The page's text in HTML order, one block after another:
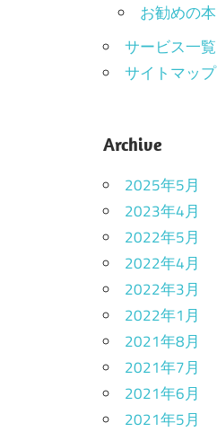
お勧めの本
サービス一覧
サイトマップ
Archive
2025年5月
2023年4月
2022年5月
2022年4月
2022年3月
2022年1月
2021年8月
2021年7月
2021年6月
2021年5月